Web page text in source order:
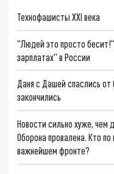
Технофашисты XXI века
"Людей это просто
зарплатах" в России
Даня с Дашей спаслись
закончились
Новости сильно хуже, чем
Оборона провалена. Кто
важнейшем фронте?